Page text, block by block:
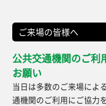
ご来場の皆様へ
公共交通機関のご利
お願い
当日は多数のご来場によ
通機関のご利用にご協力